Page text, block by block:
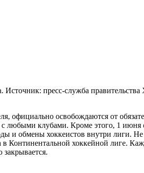
пресс-служба правительства
официально освобождаются от
любыми клубами. Кроме этого, 1 июня
и обмены хоккеистов внутри лиги.
в Континентальной хоккейной лиге.